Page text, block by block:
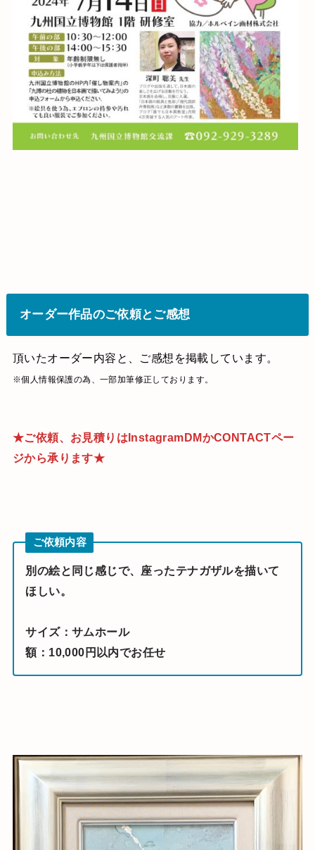
オーダー作品のご依頼とご感想
頂いたオーダー内容と、ご感想を掲載しています。
※個人情報保護の為、一部加筆修正しております。
★ご依頼、お見積りはInstagramDMかCONTACTペー
ジから承ります★
ご依頼内容
別の絵と同じ感じで、座ったテナガザルを描いて
ほしい。
サイズ：サムホール
​額：10,000円以内でお任せ